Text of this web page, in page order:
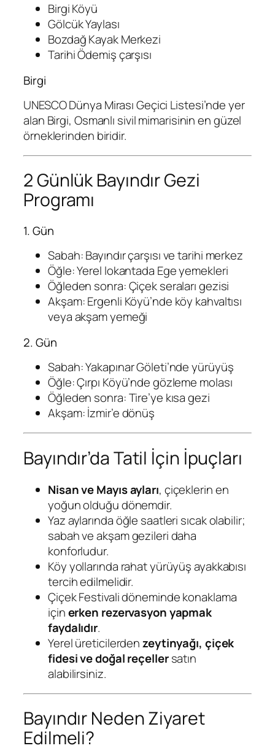
Birgi Köyü
Gölcük Yaylası
Bozdağ Kayak Merkezi
Tarihi Ödemiş çarşısı
Birgi
UNESCO Dünya Mirası Geçici Listesi’nde yer
alan Birgi, Osmanlı sivil mimarisinin en güzel
örneklerinden biridir.
2 Günlük Bayındır Gezi
Programı
1. Gün
Sabah: Bayındır çarşısı ve tarihi merkez
Öğle: Yerel lokantada Ege yemekleri
Öğleden sonra: Çiçek seraları gezisi
Akşam: Ergenli Köyü’nde köy kahvaltısı
veya akşam yemeği
2. Gün
Sabah: Yakapınar Göleti’nde yürüyüş
Öğle: Çırpı Köyü’nde gözleme molası
Öğleden sonra: Tire’ye kısa gezi
Akşam: İzmir’e dönüş
Bayındır’da Tatil İçin İpuçları
Nisan ve Mayıs ayları, çiçeklerin en
yoğun olduğu dönemdir.
Yaz aylarında öğle saatleri sıcak olabilir;
sabah ve akşam gezileri daha
konforludur.
Köy yollarında rahat yürüyüş ayakkabısı
tercih edilmelidir.
Çiçek Festivali döneminde konaklama
içinerken rezervasyon yapmak
faydalıdır.
Yerel üreticilerdenzeytinyağı, çiçek
fidesi ve doğal reçellersatın
alabilirsiniz.
Bayındır Neden Ziyaret
Edilmeli?